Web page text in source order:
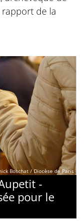
de la
Boschat / Diocèse de Paris
-
pour le